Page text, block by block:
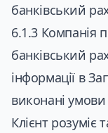
банківський
6.1.3 Компанія
банківський
інформації в
виконані умови
Клієнт розуміє